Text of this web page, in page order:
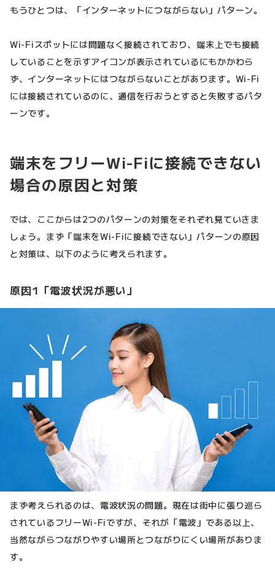
もうひとつは、「インターネットにつながらない」パターン。
Wi-Fiスポットには問題なく接続されており、端末上でも接続
していることを示すアイコンが表示されているにもかかわら
ず、インターネットにはつながらないことがあります。Wi-Fi
には接続されているのに、通信を行おうとすると失敗するパタ
ーンです。
端末をフリーWi-Fiに接続できない
場合の原因と対策
では、ここからは2つのパターンの対策をそれぞれ見ていきま
しょう。まず「端末をWi-Fiに接続できない」パターンの原因
と対策は、以下のように考えられます。
原因1「電波状況が悪い」
まず考えられるのは、電波状況の問題。現在は街中に張り巡ら
されているフリーWi-Fiですが、それが「電波」である以上、
当然ながらつながりやすい場所とつながりにくい場所がありま
す。